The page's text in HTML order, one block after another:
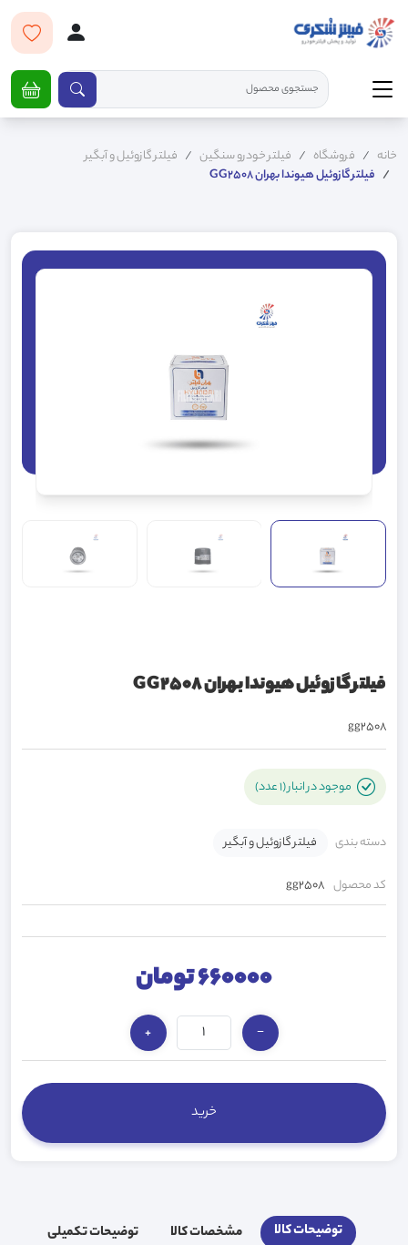
خانه فروشگاه فیلتر خودرو سنگین
فیلتر گازوئیل و آبگیر
فیلتر گازوئیل هیوندا بهران GG2508
فیلتر گازوئیل هیوندا بهران GG2508
gg2508
موجود در انبار (1 عدد)
دسته بندی فیلتر گازوئیل و آبگیر
کد محصول gg2508
660000 تومان
−
+
توضیحات کالا مشخصات کالا توضیحات تکمیلی